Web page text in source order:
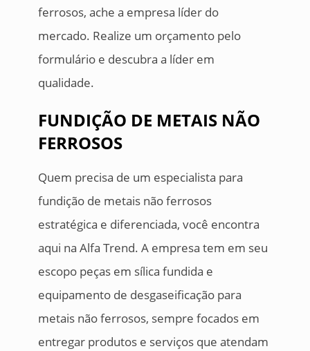
ferrosos, ache a empresa líder do
mercado. Realize um orçamento pelo
formulário e descubra a líder em
qualidade.
FUNDIÇÃO DE METAIS NÃO
FERROSOS
Quem precisa de um especialista para
fundição de metais não ferrosos
estratégica e diferenciada, você encontra
aqui na Alfa Trend. A empresa tem em seu
escopo peças em sílica fundida e
equipamento de desgaseificação para
metais não ferrosos, sempre focados em
entregar produtos e serviços que atendam